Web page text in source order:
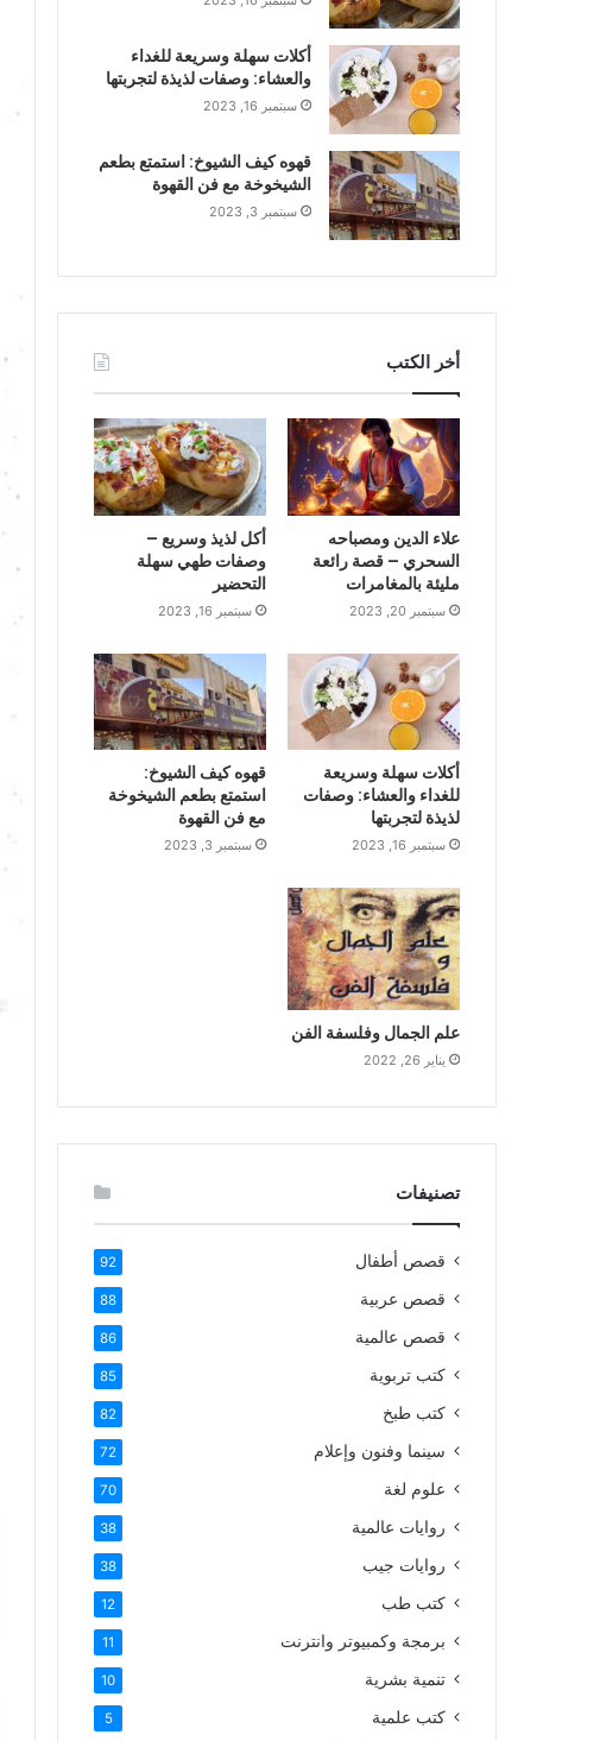
أكلات سهلة وسريعة للغداء
والعشاء: وصفات لذيذة لتجربتها
سبتمبر 16, 2023
قهوه كيف الشيوخ: استمتع بطعم
الشيخوخة مع فن القهوة
سبتمبر 3, 2023
أخر الكتب
علاء الدين ومصباحه
السحري – قصة رائعة
مليئة بالمغامرات
سبتمبر 20, 2023
أكل لذيذ وسريع –
وصفات طهي سهلة
التحضير
سبتمبر 16, 2023
أكلات سهلة وسريعة
للغداء والعشاء: وصفات
لذيذة لتجربتها
سبتمبر 16, 2023
قهوه كيف الشيوخ:
استمتع بطعم الشيخوخة
مع فن القهوة
سبتمبر 3, 2023
علم الجمال وفلسفة الفن
يناير 26, 2022
تصنيفات
قصص أطفال 92
قصص عربية 88
قصص عالمية 86
كتب تربوية 85
كتب طبخ 82
سينما وفنون وإعلام 72
علوم لغة 70
روايات عالمية 38
روايات جيب 38
كتب طب 12
برمجة وكمبيوتر وانترنت 11
تنمية بشرية 10
كتب علمية 5